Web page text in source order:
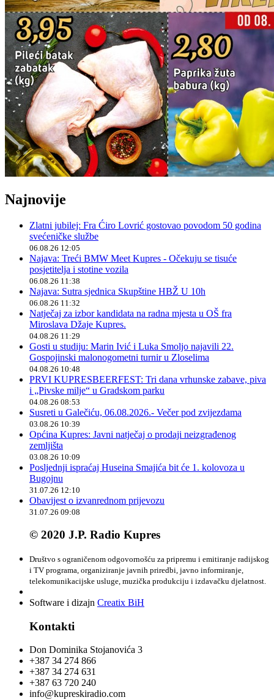
Najnovije
Zlatni jubilej: Fra Ćiro Lovrić gostovao povodom 50 godina
svećeničke službe
06.08.26 12:05
Najava: Treći BMW Meet Kupres - Očekuju se tisuće
posjetitelja i stotine vozila
06.08.26 11:38
Najava: Sutra sjednica Skupštine HBŽ U 10h
06.08.26 11:32
Natječaj za izbor kandidata na radna mjesta u OŠ fra
Miroslava Džaje Kupres.
04.08.26 11:29
Gosti u studiju: Marin Ivić i Luka Smoljo najavili 22.
Gospojinski malonogometni turnir u Zloselima
04.08.26 10:48
PRVI KUPRESBEERFEST: Tri dana vrhunske zabave, piva
i „Pivske milje“ u Gradskom parku
04.08.26 08:53
Susreti u Galečiću, 06.08.2026.- Večer pod zvijezdama
03.08.26 10:39
Općina Kupres: Javni natječaj o prodaji neizgrađenog
zemljišta
03.08.26 10:09
Posljednji ispraćaj Huseina Smajića bit će 1. kolovoza u
Bugojnu
31.07.26 12:10
Obavijest o izvanrednom prijevozu
31.07.26 09:08
© 2020 J.P. Radio Kupres
Društvo s ograničenom odgovornošću za pripremu i emitiranje radijskog
i TV programa, organiziranje javnih priredbi, javno informiranje,
telekomunikacijske usluge, muzička produkciju i izdavačku djelatnost.
Software i dizajn Creatix BiH
Kontakti
Don Dominika Stojanovića 3
+387 34 274 866
+387 34 274 631
+387 63 720 240
info@kupreskiradio.com